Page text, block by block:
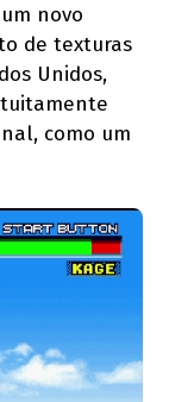
novo
de texturas
Unidos,
como um